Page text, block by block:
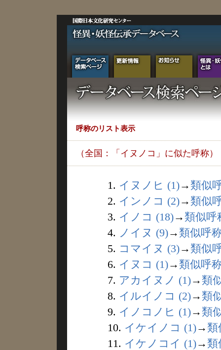
呼称のリスト表示
（全国：「イヌノコ」に似た呼称）
1. イヌノヒ (1)→ 類似
2. インノコ (2)→ 類似
3. イノコ (18)→ 類似呼
4. ノイヌ (9)→ 類似呼
5. コマイヌ (3)→ 類似
6. イヌコ (1)→ 類似呼
7. アカイヌノ (1)→ 類
8. イルイノコ (2)→ 類
9. イノコノヒ (1)→ 類
10. イケイノコ (1)→ 類
11. イケノコイ (1)→ 類